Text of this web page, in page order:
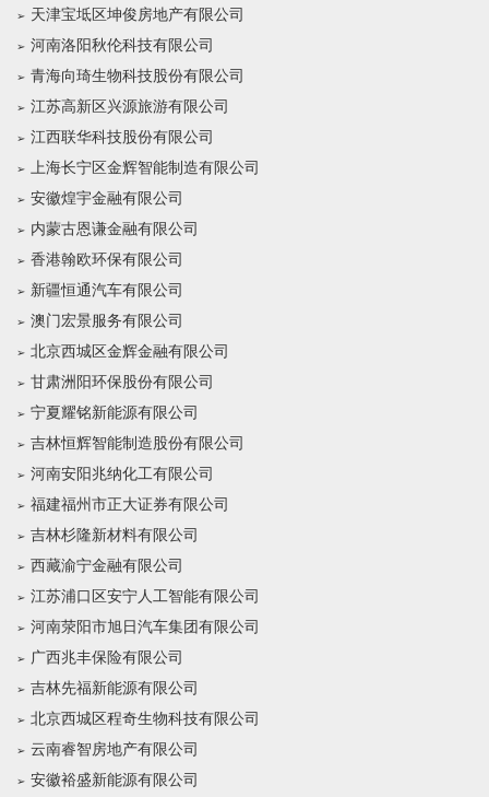
天津宝坻区坤俊房地产有限公司
河南洛阳秋伦科技有限公司
青海向琦生物科技股份有限公司
江苏高新区兴源旅游有限公司
江西联华科技股份有限公司
上海长宁区金辉智能制造有限公司
安徽煌宇金融有限公司
内蒙古恩谦金融有限公司
香港翰欧环保有限公司
新疆恒通汽车有限公司
澳门宏景服务有限公司
北京西城区金辉金融有限公司
甘肃洲阳环保股份有限公司
宁夏耀铭新能源有限公司
吉林恒辉智能制造股份有限公司
河南安阳兆纳化工有限公司
福建福州市正大证券有限公司
吉林杉隆新材料有限公司
西藏渝宁金融有限公司
江苏浦口区安宁人工智能有限公司
河南荥阳市旭日汽车集团有限公司
广西兆丰保险有限公司
吉林先福新能源有限公司
北京西城区程奇生物科技有限公司
云南睿智房地产有限公司
安徽裕盛新能源有限公司